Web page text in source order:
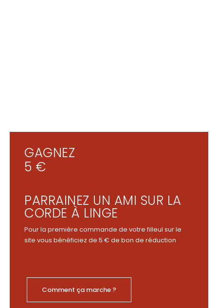
GAGNEZ
5 €
PARRAINEZ UN AMI SUR LA
CORDE À LINGE
Pour la première commande de votre filleul sur le
site vous bénéficiez de 5 € de bon de réduction
Comment ça marche ?